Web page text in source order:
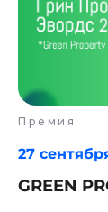
Премия
27
GREEN